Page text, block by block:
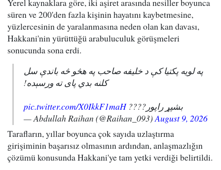
Yerel kaynaklara göre, iki aşiret arasında nesiller boyunca
süren ve 200'den fazla kişinin hayatını kaybetmesine,
yüzlercesinin de yaralanmasına neden olan kan davası,
Hakkani'nin yürüttüğü arabuluculuk görüşmeleri
sonucunda sona erdi.
په لویه پکتیا کې د خلیفه صاحب په هڅو څه باندې سل
کلنه بدي پای ته ورسېده!
بشپړ راپور????pic.twitter.com/X0IkkF1maH
— Abdullah Raihan (@Raihan_093)August 9, 2026
Tarafların, yıllar boyunca çok sayıda uzlaştırma
girişiminin başarısız olmasının ardından, anlaşmazlığın
çözümü konusunda Hakkani'ye tam yetki verdiği belirtildi.